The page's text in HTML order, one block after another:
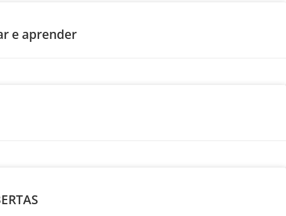
e aprender